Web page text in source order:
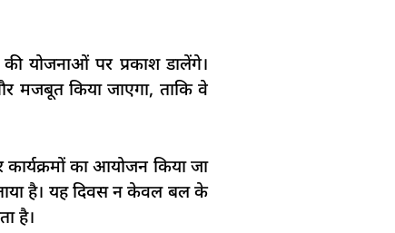
की योजनाओं पर प्रकाश डालेंगे।
मजबूत किया जाएगा, ताकि वे
का आयोजन किया जा
है। यह दिवस न केवल बल के
है।